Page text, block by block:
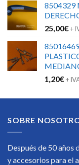
8504329
25,00€+
1,20€+
SOBRE
Después de 50 años
y accesorios para el